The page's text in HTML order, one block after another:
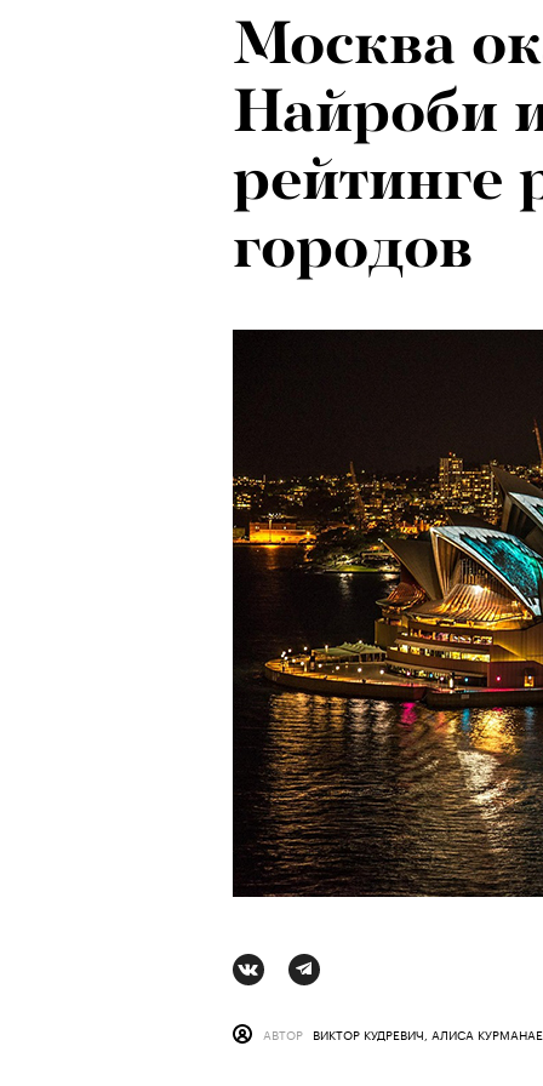
Москва
Найроби
рейтинге
городов
АВТОР ВИКТОР КУДРЕВИЧ, АЛИСА
Рок-
20 и
о
Бутусова
Сцена из
АВТОР КРИСТИНА